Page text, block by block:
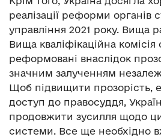
реалізації реформи органів
управління 2021 року. Вища
Вища кваліфікаційна комісія
реформовані внаслідок
значним залученням
Щоб підвищити прозорість,
доступ до правосуддя,
продовжити зусилля щодо
системи. Все ще необхідно